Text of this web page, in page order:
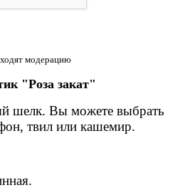
модерацию
"Роза закат"
шелк. Вы можете выбрать
твил или кашемир.